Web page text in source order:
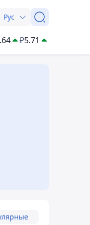
Рус
₽5.71